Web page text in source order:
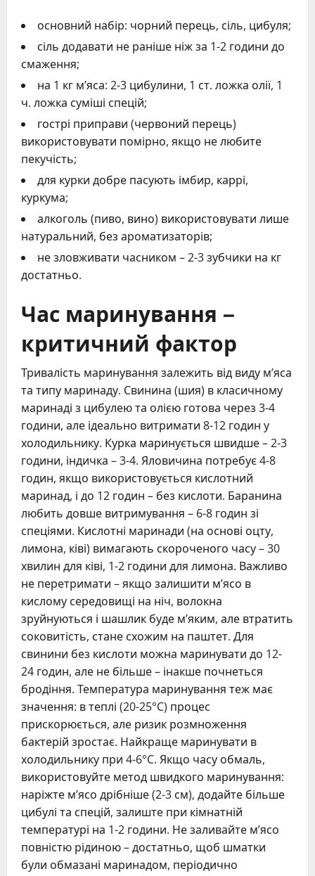
основний набір: чорний перець, сіль, цибуля;
сіль додавати не раніше ніж за 1-2 години до
смаження;
на 1 кг м’яса: 2-3 цибулини, 1 ст. ложка олії, 1
ч. ложка суміші спецій;
гострі приправи (червоний перець)
використовувати помірно, якщо не любите
пекучість;
для курки добре пасують імбир, каррі,
куркума;
алкоголь (пиво, вино) використовувати лише
натуральний, без ароматизаторів;
не зловживати часником – 2-3 зубчики на кг
достатньо.
Час маринування –
критичний фактор
Тривалість маринування залежить від виду м’яса
та типу маринаду. Свинина (шия) в класичному
маринаді з цибулею та олією готова через 3-4
години, але ідеально витримати 8-12 годин у
холодильнику. Курка маринується швидше – 2-3
години, індичка – 3-4. Яловичина потребує 4-8
годин, якщо використовується кислотний
маринад, і до 12 годин – без кислоти. Баранина
любить довше витримування – 6-8 годин зі
спеціями. Кислотні маринади (на основі оцту,
лимона, ківі) вимагають скороченого часу – 30
хвилин для ківі, 1-2 години для лимона. Важливо
не перетримати – якщо залишити м’ясо в
кислому середовищі на ніч, волокна
зруйнуються і шашлик буде м’яким, але втратить
соковитість, стане схожим на паштет. Для
свинини без кислоти можна маринувати до 12-
24 годин, але не більше – інакше почнеться
бродіння. Температура маринування теж має
значення: в теплі (20-25°C) процес
прискорюється, але ризик розмноження
бактерій зростає. Найкраще маринувати в
холодильнику при 4-6°C. Якщо часу обмаль,
використовуйте метод швидкого маринування:
наріжте м’ясо дрібніше (2-3 см), додайте більше
цибулі та спецій, залиште при кімнатній
температурі на 1-2 години. Не заливайте м’ясо
повністю рідиною – достатньо, щоб шматки
були обмазані маринадом, періодично